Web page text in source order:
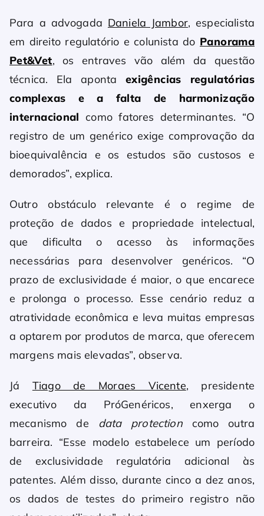
Para a advogada Daniela Jambor, especialista
em direito regulatório e colunista do Panorama
Pet&Vet, os entraves vão além da questão
técnica. Ela aponta exigências regulatórias
complexas e a falta de harmonização
internacional como fatores determinantes. “O
registro de um genérico exige comprovação da
bioequivalência e os estudos são custosos e
demorados”, explica.
Outro obstáculo relevante é o regime de
proteção de dados e propriedade intelectual,
que dificulta o acesso às informações
necessárias para desenvolver genéricos. “O
prazo de exclusividade é maior, o que encarece
e prolonga o processo. Esse cenário reduz a
atratividade econômica e leva muitas empresas
a optarem por produtos de marca, que oferecem
margens mais elevadas”, observa.
Já Tiago de Moraes Vicente, presidente
executivo da PróGenéricos, enxerga o
mecanismo de data protectioncomo outra
barreira. “Esse modelo estabelece um período
de exclusividade regulatória adicional às
patentes. Além disso, durante cinco a dez anos,
os dados de testes do primeiro registro não